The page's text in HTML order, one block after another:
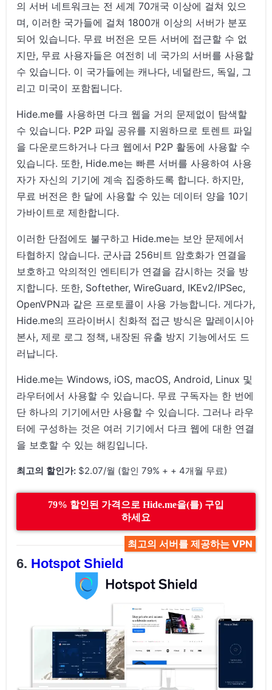
의 서버 네트워크는 전 세계 70개국 이상에 걸쳐 있으
며, 이러한 국가들에 걸쳐 1800개 이상의 서버가 분포
되어 있습니다. 무료 버전은 모든 서버에 접근할 수 없
지만, 무료 사용자들은 여전히 네 국가의 서버를 사용할
수 있습니다. 이 국가들에는 캐나다, 네덜란드, 독일, 그
리고 미국이 포함됩니다.
Hide.me를 사용하면 다크 웹을 거의 문제없이 탐색할
수 있습니다. P2P 파일 공유를 지원하므로 토렌트 파일
을 다운로드하거나 다크 웹에서 P2P 활동에 사용할 수
있습니다. 또한, Hide.me는 빠른 서버를 사용하여 사용
자가 자신의 기기에 계속 집중하도록 합니다. 하지만,
무료 버전은 한 달에 사용할 수 있는 데이터 양을 10기
가바이트로 제한합니다.
이러한 단점에도 불구하고 Hide.me는 보안 문제에서
타협하지 않습니다. 군사급 256비트 암호화가 연결을
보호하고 악의적인 엔티티가 연결을 감시하는 것을 방
지합니다. 또한, Softether, WireGuard, IKEv2/IPSec,
OpenVPN과 같은 프로토콜이 사용 가능합니다. 게다가,
Hide.me의 프라이버시 친화적 접근 방식은 말레이시아
본사, 제로 로그 정책, 내장된 유출 방지 기능에서도 드
러납니다.
Hide.me는 Windows, iOS, macOS, Android, Linux 및
라우터에서 사용할 수 있습니다. 무료 구독자는 한 번에
단 하나의 기기에서만 사용할 수 있습니다. 그러나 라우
터에 구성하는 것은 여러 기기에서 다크 웹에 대한 연결
을 보호할 수 있는 해킹입니다.
최고의 할인가: $2.07/월 (할인 79% + + 4개월 무료)
79% 할인된 가격으로 Hide.me을(를) 구입
하세요
최고의 서버를 제공하는 VPN
Hotspot Shield